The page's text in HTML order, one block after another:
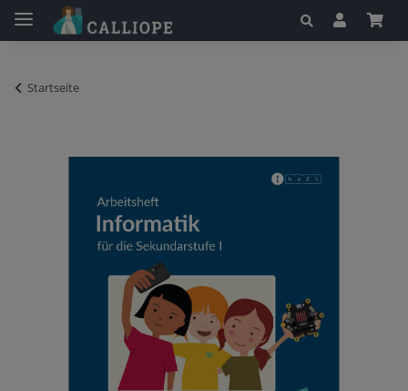
Startseite